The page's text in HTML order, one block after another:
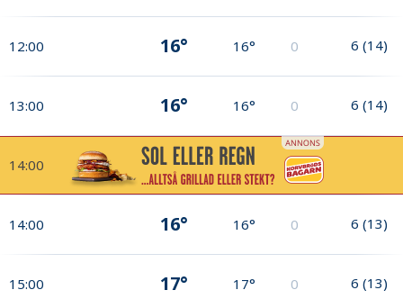
12:00 16° 16° 0 6 (14)
13:00 16° 16° 0 6 (14)
14:00
14:00 16° 16° 0 6 (13)
15:00 17° 17° 0 6 (13)